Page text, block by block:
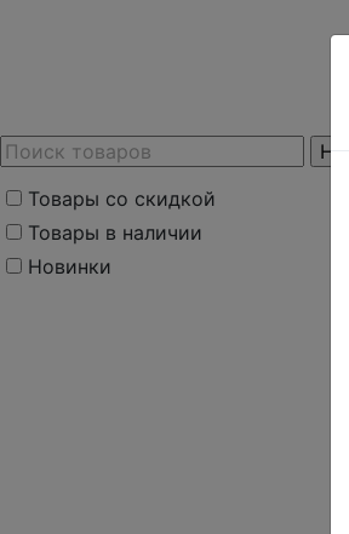
Товары со скидкой
Товары в наличии
Новинки